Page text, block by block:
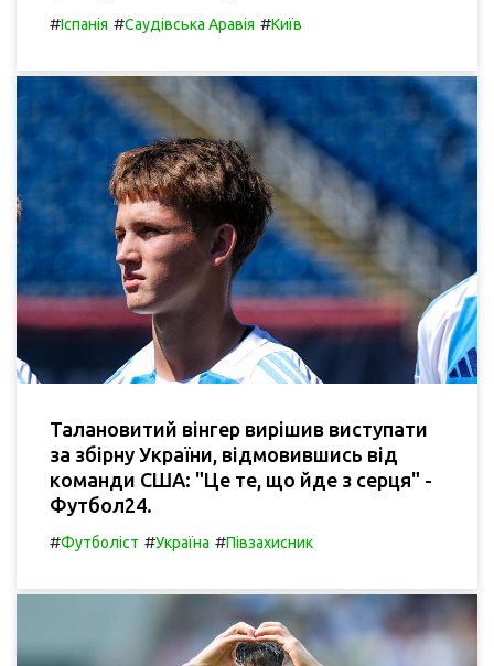
#Іспанія #Саудівська Аравія #Київ
Талановитий вінгер вирішив виступати
за збірну України, відмовившись від
команди США: "Це те, що йде з серця" -
Футбол24.
#Футболіст #Україна #Півзахисник